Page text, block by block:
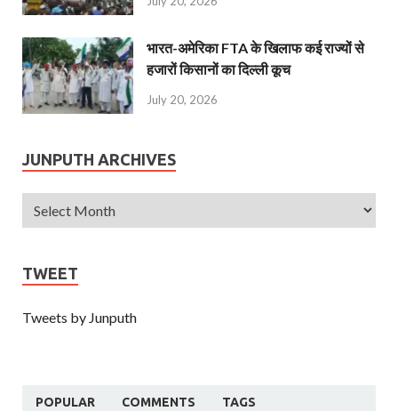
भारत-अमेरिका FTA के खिलाफ कई राज्यों से
हजारों किसानों का दिल्ली कूच
July 20, 2026
JUNPUTH ARCHIVES
TWEET
Tweets by Junputh
POPULAR COMMENTS TAGS